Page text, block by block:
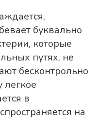
буквально
которые
путях, не
бесконтрольно
легкое
в
на